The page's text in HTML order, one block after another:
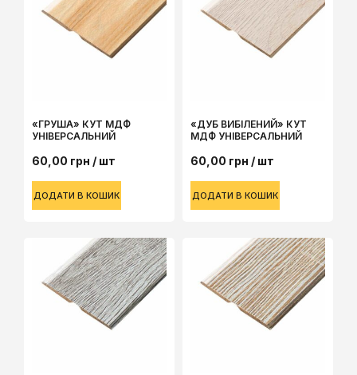
«ГРУША» КУТ МДФ
УНІВЕРСАЛЬНИЙ
60,00 грн / шт
ДОДАТИ В КОШИК
«ДУБ ВИБІЛЕНИЙ» КУТ
МДФ УНІВЕРСАЛЬНИЙ
60,00 грн / шт
ДОДАТИ В КОШИК